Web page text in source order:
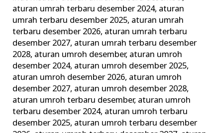
aturan umrah terbaru desember 2024, aturan
umrah terbaru desember 2025, aturan umrah
terbaru desember 2026, aturan umrah terbaru
desember 2027, aturan umrah terbaru desember
2028, aturan umroh desember, aturan umroh
desember 2024, aturan umroh desember 2025,
aturan umroh desember 2026, aturan umroh
desember 2027, aturan umroh desember 2028,
aturan umroh terbaru desember, aturan umroh
terbaru desember 2024, aturan umroh terbaru
desember 2025, aturan umroh terbaru desember
Tahun
Terbaik
dan
Terpercaya